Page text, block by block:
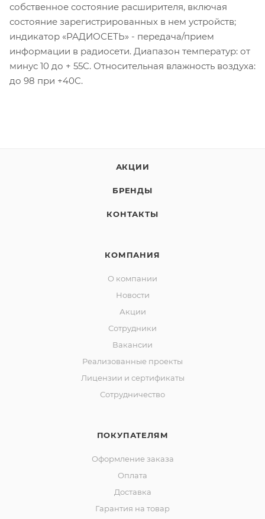
собственное состояние расширителя, включая
состояние зарегистрированных в нем устройств;
индикатор «РАДИОСЕТЬ» - передача/прием
информации в радиосети. Диапазон температур: от
минус 10 до + 55C. Относительная влажность воздуха:
до 98 при +40C.
АКЦИИ
БРЕНДЫ
КОНТАКТЫ
КОМПАНИЯ
О компании
Новости
Акции
Сотрудники
Вакансии
Реализованные проекты
Лицензии и сертификаты
Сотрудничество
ПОКУПАТЕЛЯМ
Оформление заказа
Оплата
Доставка
Гарантия на товар